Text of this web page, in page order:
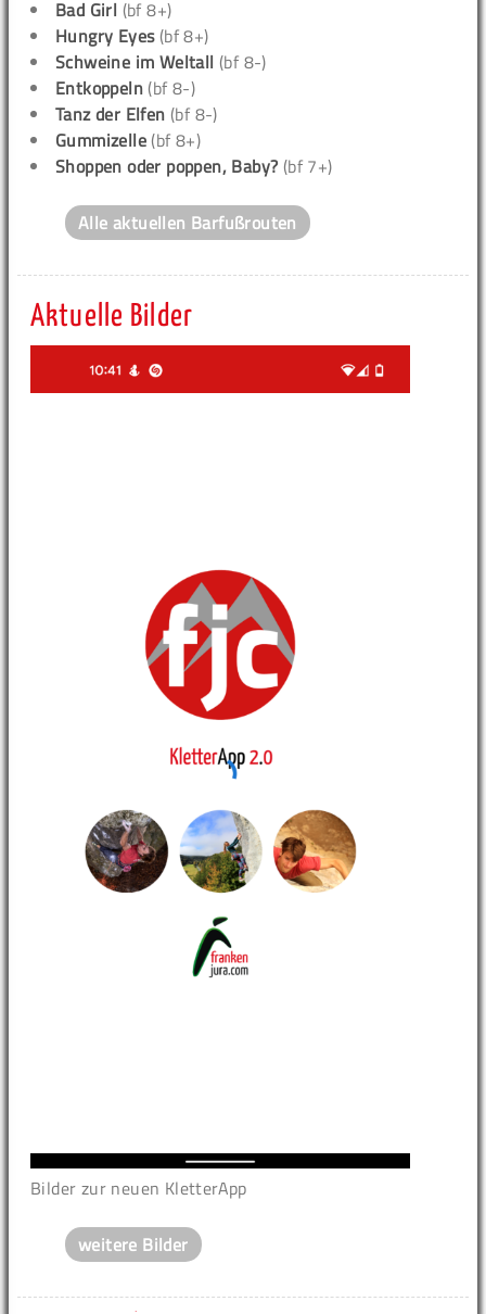
Bad Girl (bf 8+)
Hungry Eyes(bf 8+)
Schweine im Weltall (bf 8-)
Entkoppeln (bf 8-)
Tanz der Elfen (bf 8-)
Gummizelle (bf 8+)
Shoppen oder poppen, Baby? (bf 7+)
Alle aktuellen Barfußrouten
Aktuelle Bilder
Bilder zur neuen KletterApp
weitere Bilder